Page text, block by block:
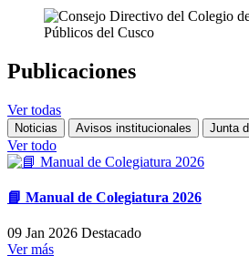
Publicaciones
Ver todas
Noticias Avisos institucionales Junta
Ver todo
📘 Manual de Colegiatura 2026
09 Jan 2026 Destacado
Ver más